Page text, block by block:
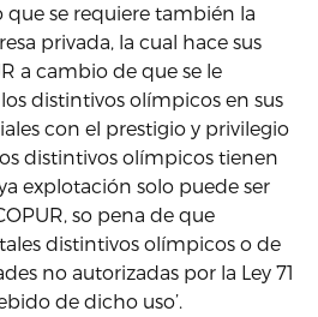
que se requiere también la
privada, la cual hace sus
a cambio de que se le
distintivos olímpicos en sus
con el prestigio y privilegio
distintivos olímpicos tienen
explotación solo puede ser
so pena de que
distintivos olímpicos o de
no autorizadas por la Ley 71
de dicho uso’.